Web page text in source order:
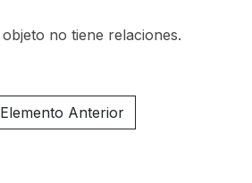
objeto no tiene relaciones.
Anterior